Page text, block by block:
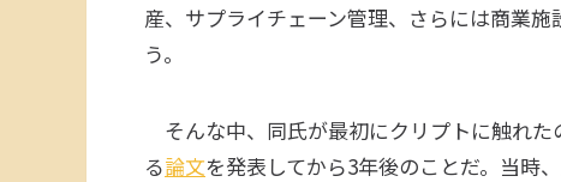
産、サプライチェーン管理、さらには商業
う。
そんな中、同氏が最初にクリプトに触れ
る論文を発表してから3年後のことだ。当時